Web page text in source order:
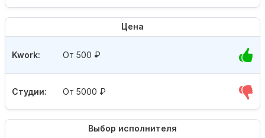
Цена
Студии: От 5000 ₽
Kwork: От 500 ₽
Выбор исполнителя